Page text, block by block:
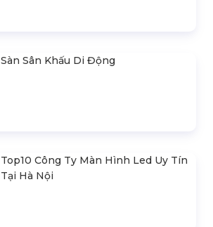
Sàn Sân Khấu Di Động
Top10 Công Ty Màn Hình Led Uy Tín
Tại Hà Nội